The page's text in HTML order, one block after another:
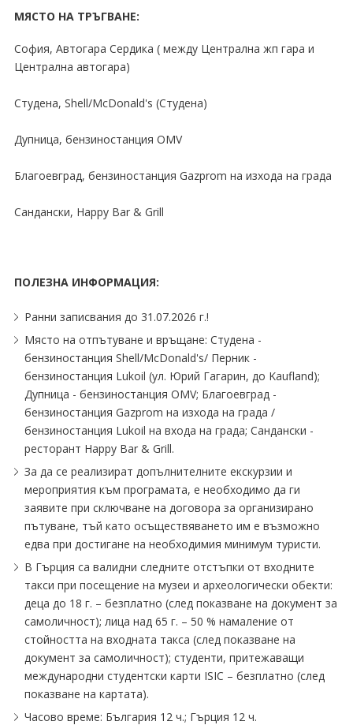
МЯСТО НА ТРЪГВАНЕ:
София, Aвтогара Сердика ( между Централна жп гара и
Централна автогара)
Студена, Shell∕McDonald's (Студена)
Дупница, бензиностанция OMV
Благоевград, бензиностанция Gazprom на изхода на града
Сандански, Happy Bar & Grill
ПОЛЕЗНА ИНФОРМАЦИЯ:
Ранни записвания до 31.07.2026 г.!
Място на отпътуване и връщане: Студена -
бензиностанция Shell∕McDonald's∕ Перник -
бензиностанция Lukoil (ул. Юрий Гагарин, до Kaufland);
Дупница - бензиностанция OMV; Благоевград -
бензиностанция Gazprom на изхода на града ∕
бензиностанция Lukoil на входа на града; Сандански -
ресторант Happy Bar & Grill.
За да се реализират допълнителните екскурзии и
мероприятия към програмата, е необходимо да ги
заявите при сключване на договора за организирано
пътуване, тъй като осъществяването им е възможно
едва при достигане на необходимия минимум туристи.
В Гърция са валидни следните отстъпки от входните
такси при посещение на музеи и археологически обекти:
деца до 18 г. – безплатно (след показване на документ за
самоличност); лица над 65 г. – 50 % намаление от
стойността на входната такса (след показване на
документ за самоличност); студенти, притежаващи
международни студентски карти ISIC – безплатно (след
показване на картата).
Часово време: България 12 ч.; Гърция 12 ч.